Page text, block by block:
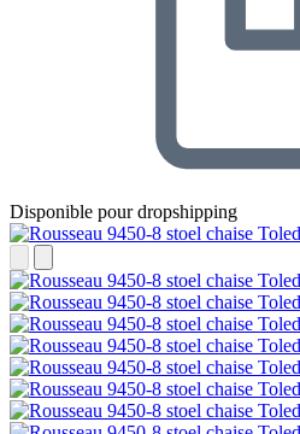
Disponible pour dropshipping